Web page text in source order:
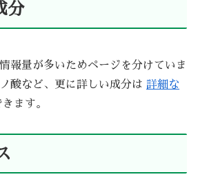
分
報量が多いためページを分けていま
酸など、更に詳しい成分は 詳細な
ます。